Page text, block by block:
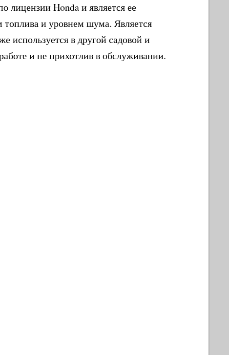
лицензии Honda и является ее
топлива и уровнем шума. Является
используется в другой садовой и
и не прихотлив в обслуживании.